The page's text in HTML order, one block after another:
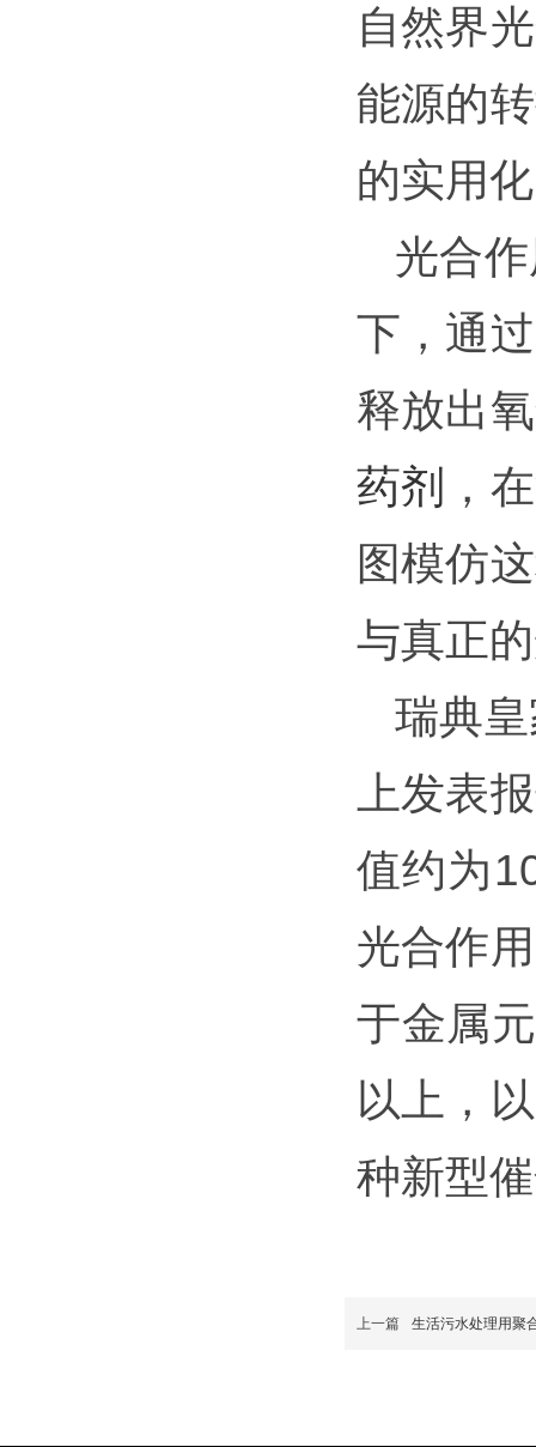
自然界
能源的
的实用
光合
下，通
释放出
药剂 ，
图模仿
与真正
瑞典
上发表
值约为
光合作
于金属
以上，
种新型
上一篇 生活污水处理用聚